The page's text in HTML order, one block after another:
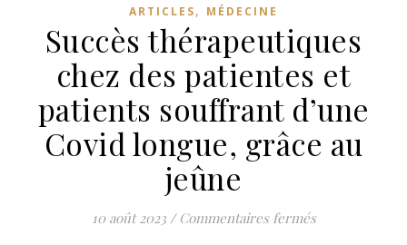
ARTICLES, MÉDECINE
Succès thérapeutiques
chez des patientes et
patients souffrant d’une
Covid longue, grâce au
jeûne
10 août 2023 / Commentaires ferméssur Succès